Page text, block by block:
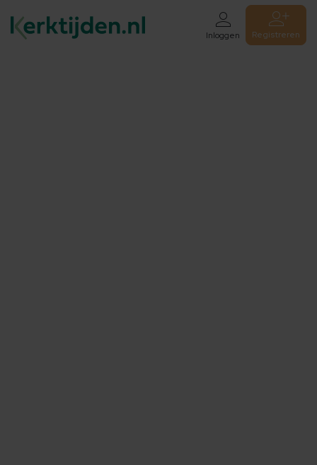
Inloggen Registreren